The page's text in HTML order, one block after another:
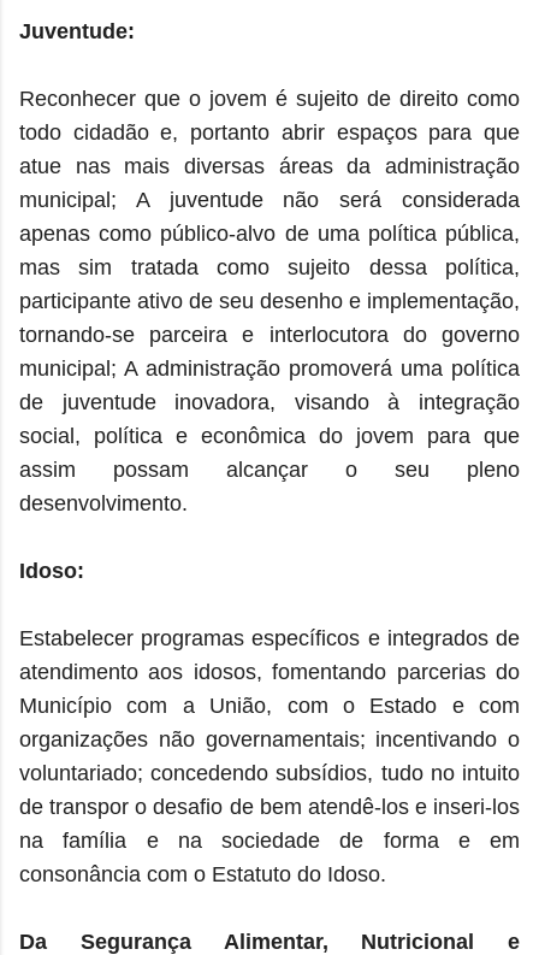
Juventude:
Reconhecer que o jovem é sujeito de direito como
todo cidadão e, portanto abrir espaços para que
atue nas mais diversas áreas da administração
municipal; A juventude não será considerada
apenas como público-alvo de uma política pública,
mas sim tratada como sujeito dessa política,
participante ativo de seu desenho e implementação,
tornando-se parceira e interlocutora do governo
municipal; A administração promoverá uma política
de juventude inovadora, visando à integração
social, política e econômica do jovem para que
assim possam alcançar o seu pleno
desenvolvimento.
Idoso:
Estabelecer programas específicos e integrados de
atendimento aos idosos, fomentando parcerias do
Município com a União, com o Estado e com
organizações não governamentais; incentivando o
voluntariado; concedendo subsídios, tudo no intuito
de transpor o desafio de bem atendê-los e inseri-los
na família e na sociedade de forma e em
consonância com o Estatuto do Idoso.
Da Segurança Alimentar, Nutricional e